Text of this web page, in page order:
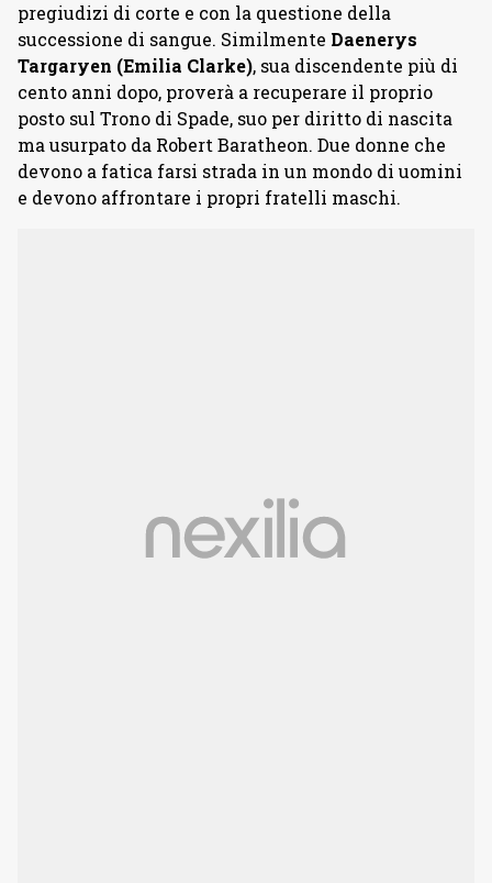
pregiudizi di corte e con la questione della
successione di sangue. Similmente Daenerys
Targaryen (Emilia Clarke), sua discendente più di
cento anni dopo, proverà a recuperare il proprio
posto sul Trono di Spade, suo per diritto di nascita
ma usurpato da Robert Baratheon. Due donne che
devono a fatica farsi strada in un mondo di uomini
e devono affrontare i propri fratelli maschi.